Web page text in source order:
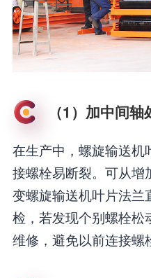
（1）加中间
在生产中，螺旋输送
接螺栓易断裂。可从增
变螺旋输送机叶片法兰
检，若发现个别螺栓
维修，避免以前连接螺